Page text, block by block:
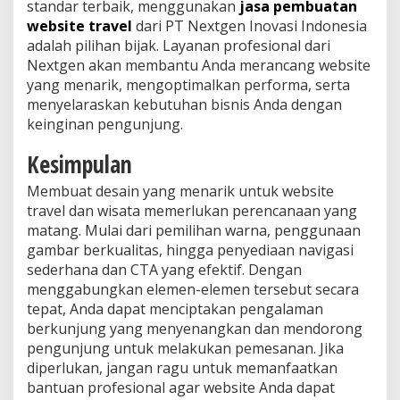
standar terbaik, menggunakan jasa pembuatan
website travel dari PT Nextgen Inovasi Indonesia
adalah pilihan bijak. Layanan profesional dari
Nextgen akan membantu Anda merancang website
yang menarik, mengoptimalkan performa, serta
menyelaraskan kebutuhan bisnis Anda dengan
keinginan pengunjung.
Kesimpulan
Membuat desain yang menarik untuk website
travel dan wisata memerlukan perencanaan yang
matang. Mulai dari pemilihan warna, penggunaan
gambar berkualitas, hingga penyediaan navigasi
sederhana dan CTA yang efektif. Dengan
menggabungkan elemen-elemen tersebut secara
tepat, Anda dapat menciptakan pengalaman
berkunjung yang menyenangkan dan mendorong
pengunjung untuk melakukan pemesanan. Jika
diperlukan, jangan ragu untuk memanfaatkan
bantuan profesional agar website Anda dapat